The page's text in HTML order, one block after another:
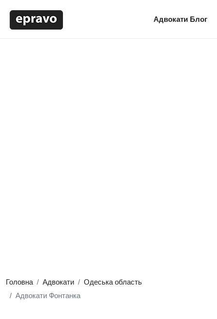
Адвокати Блог
Головна Адвокати
Одеська область
Адвокати Фонтанка